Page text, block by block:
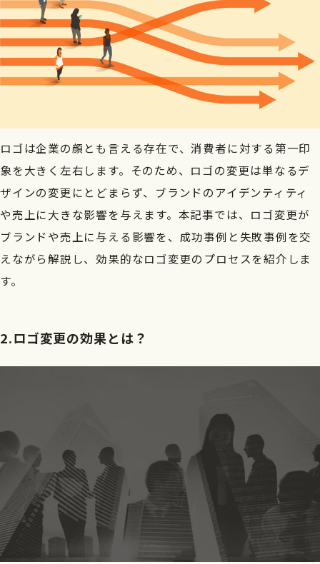
4-2.失敗事例：ロゴ変更がもたらした混乱と売上低下
5.まとめ＆レベルゼロのブランディング
【弊社事例】「株式会社TSG様」
ロゴ変更を検討中の方は、こちらから相談ください
ロゴは企業の顔とも言える存在で、消費者に対する第一印
象を大きく左右します。そのため、ロゴの変更は単なるデ
ザインの変更にとどまらず、ブランドのアイデンティティ
や売上に大きな影響を与えます。本記事では、ロゴ変更が
ブランドや売上に与える影響を、成功事例と失敗事例を交
えながら解説し、効果的なロゴ変更のプロセスを紹介しま
す。
2.ロゴ変更の効果とは？